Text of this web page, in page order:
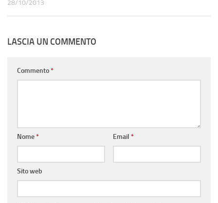
28/10/2013
LASCIA UN COMMENTO
Commento*
Nome* Email *
Sito web